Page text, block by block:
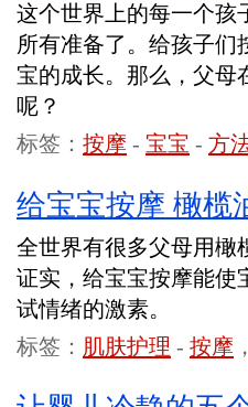
这个世界上的每一个孩
所有准备了。给孩子们
宝的成长。那么，父母
呢？
标签： 按摩 - 宝宝 - 方
给宝宝按摩 橄榄
全世界有很多父母用橄
证实，给宝宝按摩能使
试情绪的激素。
标签： 肌肤护理 - 按摩